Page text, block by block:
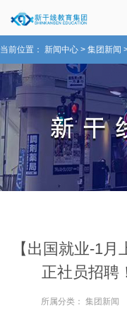
当前位置： 新闻中心 > 集团新闻
【出国就业-1
正社员招聘
所属分类： 集团新闻